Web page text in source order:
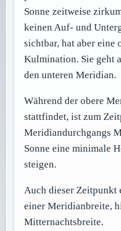
Sonne zeitweise
keinen Auf- und
sichtbar, hat aber eine
Kulmination. Sie geht
den unteren Meridian.
Während der obere
stattfindet, ist zum
Meridiandurchgangs
Sonne eine minimale
steigen.
Auch dieser Zeitpunkt
einer Meridianbreite,
Mitternachtsbreite.